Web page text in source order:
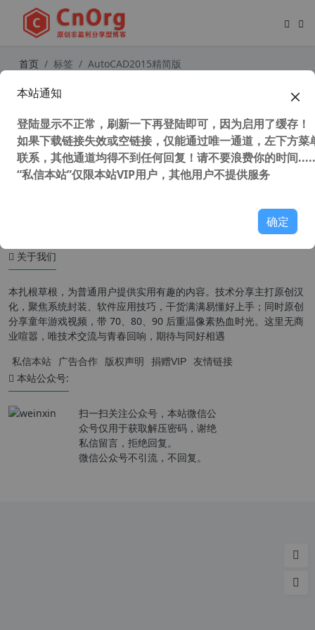
首页 标签 AutoCAD2015精简版
关于我们
本扎根草根，为普通用户提供实用有趣的内容。技术分享主打原创汉
化，聚焦系统封装、软件应用技巧，干货满满易懂好上手；同时原创
分享童年游戏视频，带 70、80、90 后重温像素热血时光。这里无商
业喧嚣，唯技术交流与青春回响，期待与同好相遇
私信本站 广告合作 版权声明 捐赠VIP 友情链接
本站公众号:
扫一扫关注公众号，本站微信公
众号仅用于获取解压密码，谢绝
私信留言，拒绝回复。
微信公众号不引流，不回复。
本站通知
登陆显示不正常，刷新一下再登陆即可，因为启用了缓存！
如果下载链接失效或空链接，仅能通过唯一通道，左下方菜
联系，其他通道均得不到任何回复！请不要浪费你的时间
“私信本站”仅限本站VIP用户，其他用户不提供服务
确定